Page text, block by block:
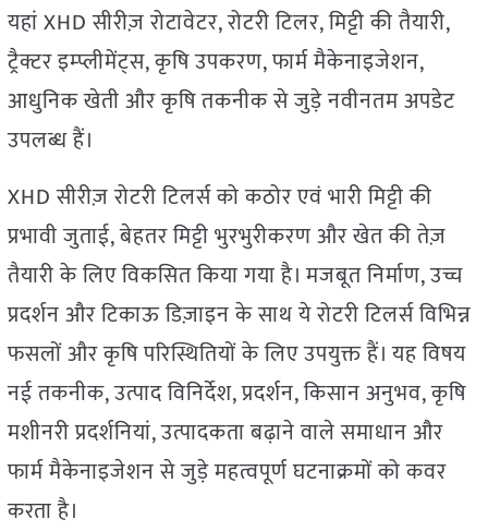
यहां XHD सीरीज़ रोटावेटर, रोटरी टिलर, मिट्टी की तैयारी,
ट्रैक्टर इम्प्लीमेंट्स, कृषि उपकरण, फार्म मैकेनाइजेशन,
आधुनिक खेती और कृषि तकनीक से जुड़े नवीनतम अपडेट
उपलब्ध हैं।
XHD सीरीज़ रोटरी टिलर्स को कठोर एवं भारी मिट्टी की
प्रभावी जुताई, बेहतर मिट्टी भुरभुरीकरण और खेत की तेज़
तैयारी के लिए विकसित किया गया है। मजबूत निर्माण, उच्च
प्रदर्शन और टिकाऊ डिज़ाइन के साथ ये रोटरी टिलर्स विभिन्न
फसलों और कृषि परिस्थितियों के लिए उपयुक्त हैं। यह विषय
नई तकनीक, उत्पाद विनिर्देश, प्रदर्शन, किसान अनुभव, कृषि
मशीनरी प्रदर्शनियां, उत्पादकता बढ़ाने वाले समाधान और
फार्म मैकेनाइजेशन से जुड़े महत्वपूर्ण घटनाक्रमों को कवर
करता है।